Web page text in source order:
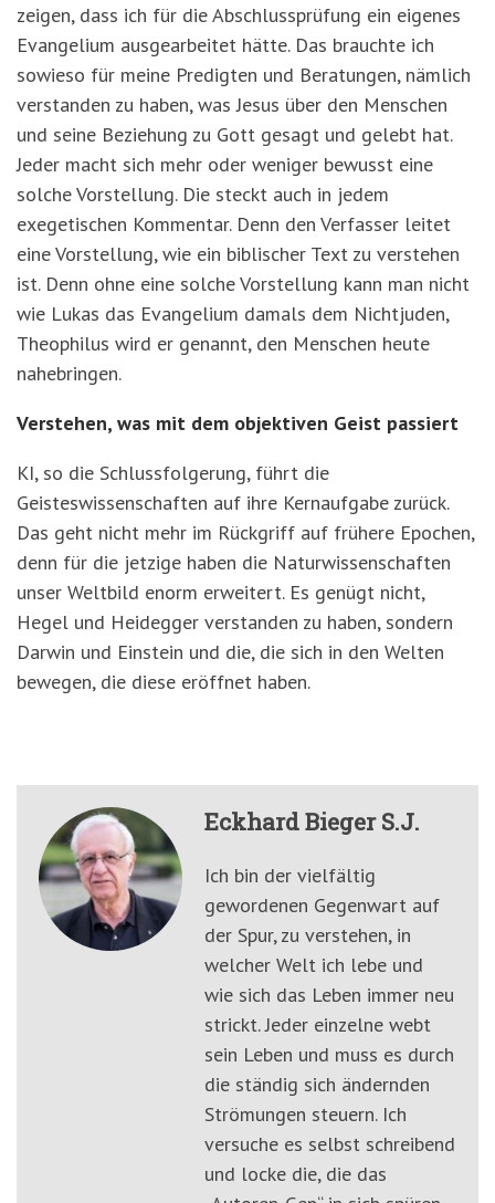
zeigen, dass ich für die Abschlussprüfung ein eigenes
Evangelium ausgearbeitet hätte. Das brauchte ich
sowieso für meine Predigten und Beratungen, nämlich
verstanden zu haben, was Jesus über den Menschen
und seine Beziehung zu Gott gesagt und gelebt hat.
Jeder macht sich mehr oder weniger bewusst eine
solche Vorstellung. Die steckt auch in jedem
exegetischen Kommentar. Denn den Verfasser leitet
eine Vorstellung, wie ein biblischer Text zu verstehen
ist. Denn ohne eine solche Vorstellung kann man nicht
wie Lukas das Evangelium damals dem Nichtjuden,
Theophilus wird er genannt, den Menschen heute
nahebringen.
Verstehen, was mit dem objektiven Geist passiert
KI, so die Schlussfolgerung, führt die
Geisteswissenschaften auf ihre Kernaufgabe zurück.
Das geht nicht mehr im Rückgriff auf frühere Epochen,
denn für die jetzige haben die Naturwissenschaften
unser Weltbild enorm erweitert. Es genügt nicht,
Hegel und Heidegger verstanden zu haben, sondern
Darwin und Einstein und die, die sich in den Welten
bewegen, die diese eröffnet haben.
Eckhard Bieger S.J.
Ich bin der vielfältig
gewordenen Gegenwart auf
der Spur, zu verstehen, in
welcher Welt ich lebe und
wie sich das Leben immer neu
strickt. Jeder einzelne webt
sein Leben und muss es durch
die ständig sich ändernden
Strömungen steuern. Ich
versuche es selbst schreibend
und locke die, die das